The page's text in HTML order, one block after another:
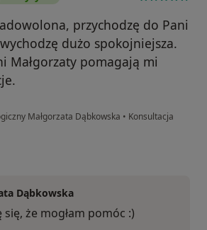
przychodzę do Pani
dużo spokojniejsza.
Małgorzaty pomagają mi
Małgorzata Dąbkowska • Konsultacja
Dąbkowska
się, że mogłam pomóc :)